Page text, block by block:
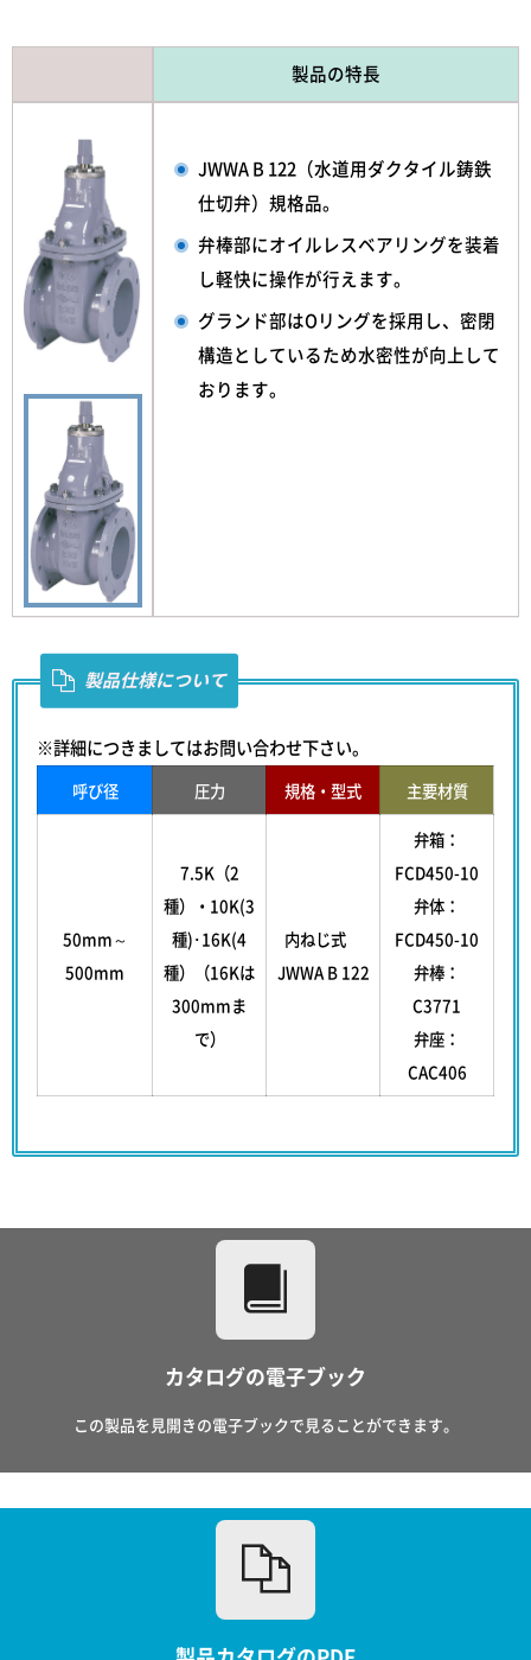
製品の特長
JWWA B 122（水道用ダクタイル鋳鉄
仕切弁）規格品。
弁棒部にオイルレスベアリングを装着
し軽快に操作が行えます。
グランド部はOリングを採用し、密閉
構造としているため水密性が向上して
おります。
製品仕様について
※詳細につきましてはお問い合わせ下さい。
呼び径 圧力 規格・型式 主要材質
50mm～
500mm
7.5K（2
種）・10K(3
種)･16K(4
種）（16Kは
300mmま
で）
内ねじ式
JWWA B 122
弁箱：
FCD450-10
弁体：
FCD450-10
弁棒：
C3771
弁座：
CAC406
カタログの電子ブック
この製品を見開きの電子ブックで見ることができます。